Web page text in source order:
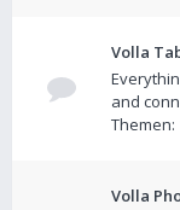
Volla
and
Themen:
Volla